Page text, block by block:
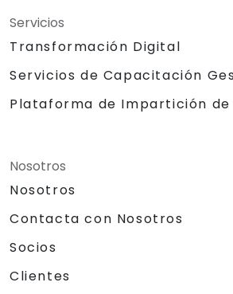
Servicios
Transformación Digital
Servicios de Capacitación
Plataforma de Impartición
Nosotros
Nosotros
Contacta con Nosotros
Socios
Clientes